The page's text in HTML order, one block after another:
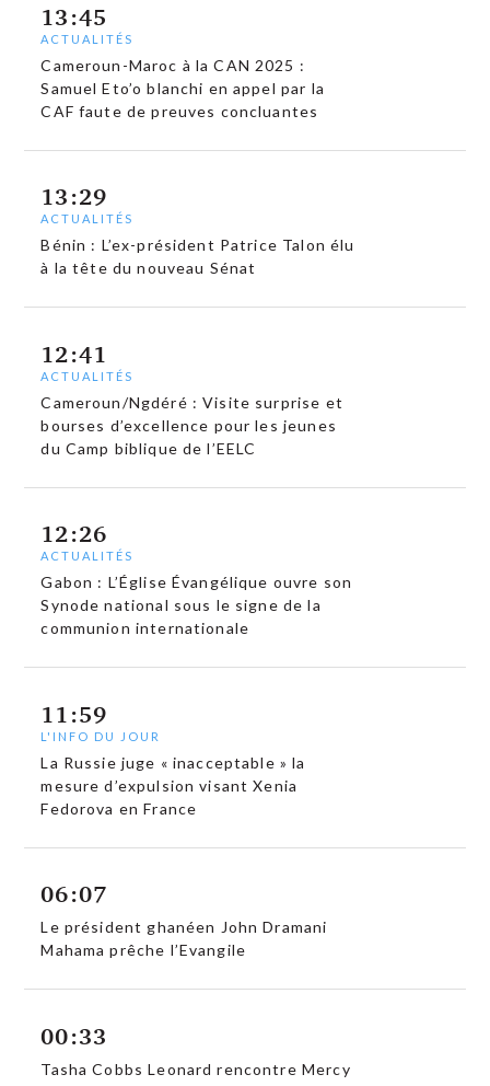
13:45
ACTUALITÉS
Cameroun-Maroc à la CAN 2025 :
Samuel Eto’o blanchi en appel par la
CAF faute de preuves concluantes
13:29
ACTUALITÉS
Bénin : L’ex-président Patrice Talon élu
à la tête du nouveau Sénat
12:41
ACTUALITÉS
Cameroun/Ngdéré : Visite surprise et
bourses d’excellence pour les jeunes
du Camp biblique de l’EELC
12:26
ACTUALITÉS
Gabon : L’Église Évangélique ouvre son
Synode national sous le signe de la
communion internationale
11:59
L'INFO DU JOUR
La Russie juge « inacceptable » la
mesure d’expulsion visant Xenia
Fedorova en France
06:07
Le président ghanéen John Dramani
Mahama prêche l’Evangile
00:33
Tasha Cobbs Leonard rencontre Mercy